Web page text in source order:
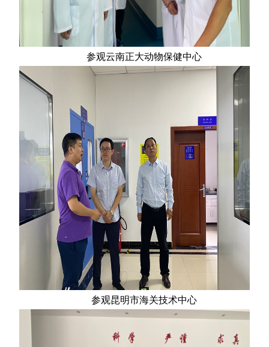
参观云南正大动物保健中心
参观昆明市海关技术中心